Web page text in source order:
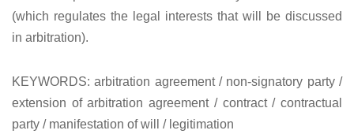
(which regulates the legal interests that will be discussed
in arbitration).
KEYWORDS: arbitration agreement / non-signatory party /
extension of arbitration agreement / contract / contractual
party / manifestation of will / legitimation